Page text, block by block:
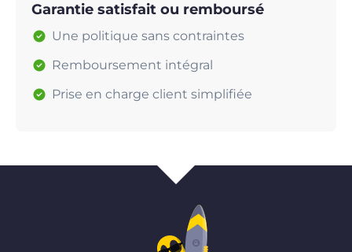
Garantie satisfait ou remboursé
Une politique sans contraintes
Remboursement intégral
Prise en charge client simplifiée